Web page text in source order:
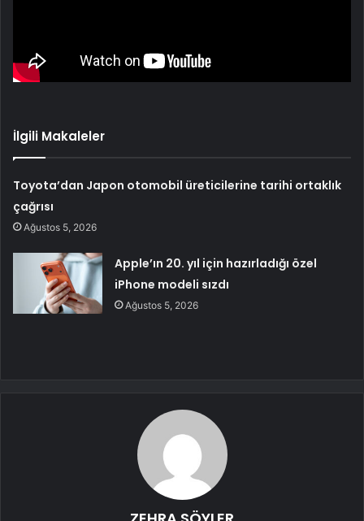
İlgili Makaleler
Toyota’dan Japon otomobil üreticilerine tarihi ortaklık
çağrısı
Ağustos 5, 2026
Apple’ın 20. yıl için hazırladığı özel
iPhone modeli sızdı
Ağustos 5, 2026